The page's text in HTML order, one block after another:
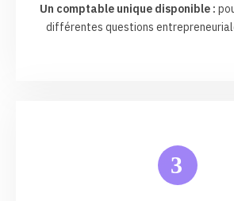
Un comptable unique disponible :
différentes questions
3